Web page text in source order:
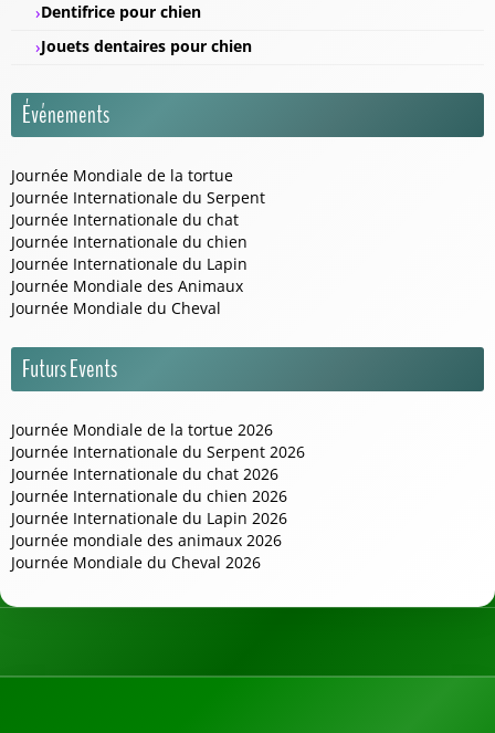
Dentifrice pour chien
Jouets dentaires pour chien
Événements
Journée Mondiale de la tortue
Journée Internationale du Serpent
Journée Internationale du chat
Journée Internationale du chien
Journée Internationale du Lapin
Journée Mondiale des Animaux
Journée Mondiale du Cheval
Futurs Events
Journée Mondiale de la tortue 2026
Journée Internationale du Serpent 2026
Journée Internationale du chat 2026
Journée Internationale du chien 2026
Journée Internationale du Lapin 2026
Journée mondiale des animaux 2026
Journée Mondiale du Cheval 2026